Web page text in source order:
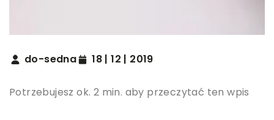
do-sedna 18 | 12 | 2019
Potrzebujesz ok. 2 min. aby przeczytać ten wpis